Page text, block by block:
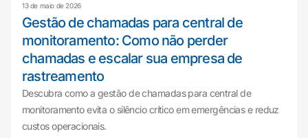
13 de maio de 2026
Gestão de chamadas para central de
monitoramento: Como não perder
chamadas e escalar sua empresa de
rastreamento
Descubra como a gestão de chamadas para central de
monitoramento evita o silêncio crítico em emergências e reduz
custos operacionais.